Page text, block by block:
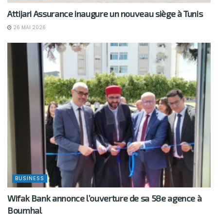
Attijari Assurance inaugure un nouveau siège à Tunis
26 MAI 2026
BUSINESS
Wifak Bank annonce l’ouverture de sa 58e agence à
Boumhal